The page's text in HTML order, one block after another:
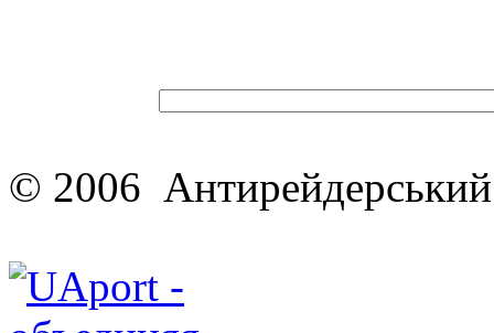
© 2006 Антирейдерський